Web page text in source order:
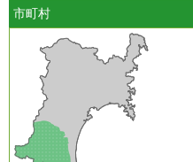
市町村